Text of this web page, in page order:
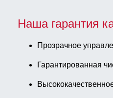
Наша гарантия
Прозрачное
Гарантированная